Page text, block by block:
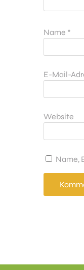
Name *
E-Mail-
Website
Name,